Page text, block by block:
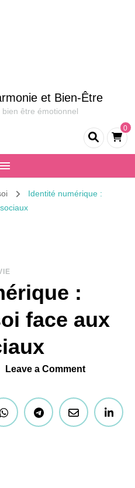
et Bien-Être
être émotionnel
0
Identité numérique :
:
face aux
Leave a Commenton
numérique
: